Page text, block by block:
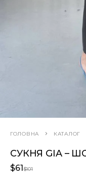
ГОЛОВНА КАТАЛОГ
СУКНЯ GIA –
$101
$61